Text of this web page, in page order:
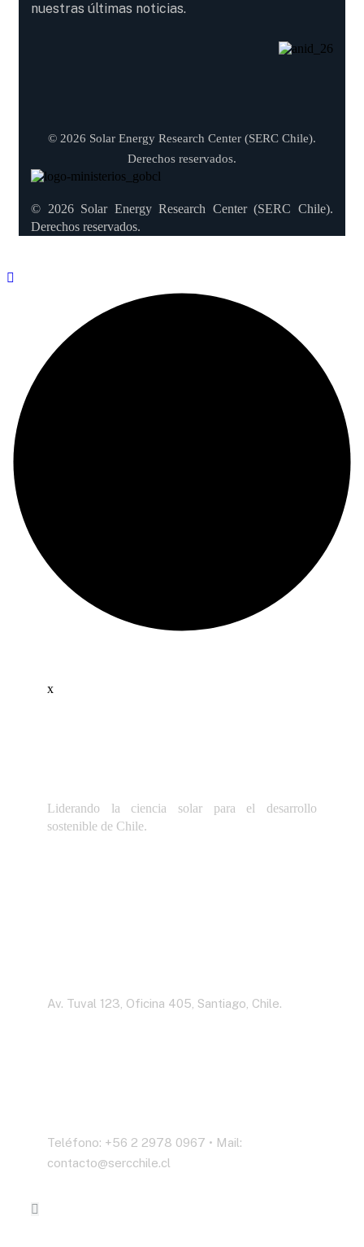
nuestras últimas noticias.
© 2026 Solar Energy Research Center (SERC Chile).
Derechos reservados.
© 2026 Solar Energy Research Center (SERC Chile).
Derechos reservados.
x
Liderando la ciencia solar para el desarrollo
sostenible de Chile.
Av. Tuval 123, Oficina 405, Santiago, Chile.
Teléfono: +56 2 2978 0967 • Mail:
contacto@sercchile.cl